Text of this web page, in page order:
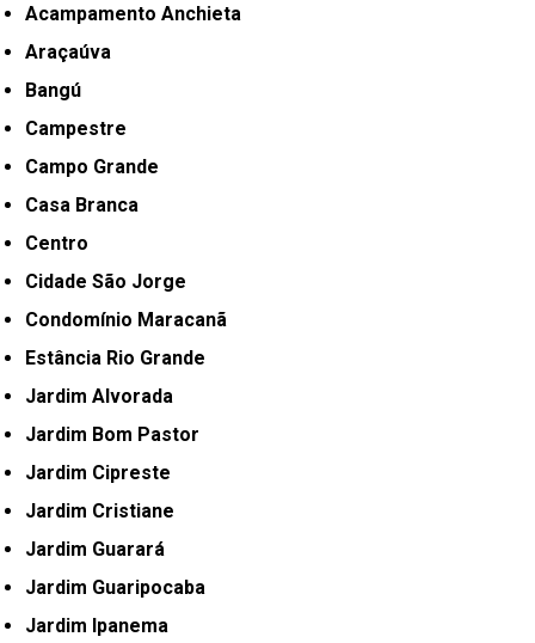
Acampamento Anchieta
Araçaúva
Bangú
Campestre
Campo Grande
Casa Branca
Centro
Cidade São Jorge
Condomínio Maracanã
Estância Rio Grande
Jardim Alvorada
Jardim Bom Pastor
Jardim Cipreste
Jardim Cristiane
Jardim Guarará
Jardim Guaripocaba
Jardim Ipanema